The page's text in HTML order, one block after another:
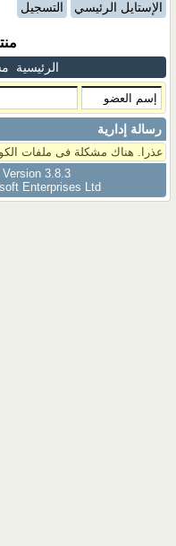
الإستايل الرئيسي التسجيل
الرئيسية
رسالة إدارية
عذرا. هناك مشكلة فى ملفات
3.8.3
Enterprises Ltd.